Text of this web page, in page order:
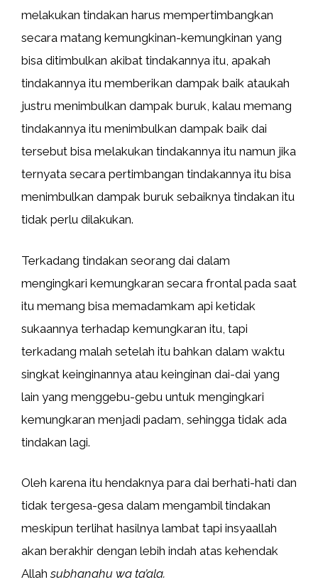
melakukan tindakan harus mempertimbangkan
secara matang kemungkinan-kemungkinan yang
bisa ditimbulkan akibat tindakannya itu, apakah
tindakannya itu memberikan dampak baik ataukah
justru menimbulkan dampak buruk, kalau memang
tindakannya itu menimbulkan dampak baik dai
tersebut bisa melakukan tindakannya itu namun jika
ternyata secara pertimbangan tindakannya itu bisa
menimbulkan dampak buruk sebaiknya tindakan itu
tidak perlu dilakukan.
Terkadang tindakan seorang dai dalam
mengingkari kemungkaran secara frontal pada saat
itu memang bisa memadamkam api ketidak
sukaannya terhadap kemungkaran itu, tapi
terkadang malah setelah itu bahkan dalam waktu
singkat keinginannya atau keinginan dai-dai yang
lain yang menggebu-gebu untuk mengingkari
kemungkaran menjadi padam, sehingga tidak ada
tindakan lagi.
Oleh karena itu hendaknya para dai berhati-hati dan
tidak tergesa-gesa dalam mengambil tindakan
meskipun terlihat hasilnya lambat tapi insyaallah
akan berakhir dengan lebih indah atas kehendak
Allahsubhanahu wa ta’ala.